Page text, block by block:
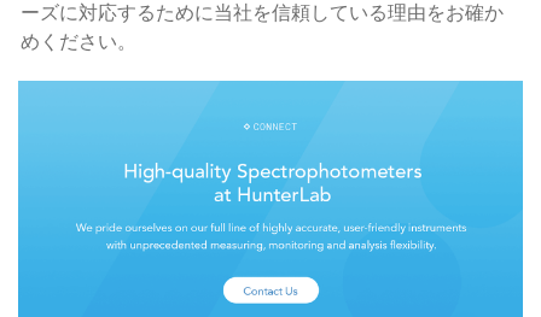
ーズに対応するために当社を信頼している理由をお確か
めください。